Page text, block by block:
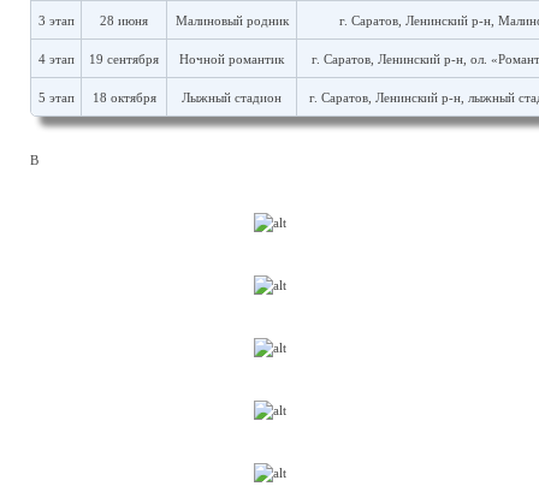
3 этап 28 июня Малиновый родник г. Саратов, Ленинский р-н,
4 этап 19 сентября Ночной романтик г. Саратов, Ленинский р-н, ол.
5 этап 18 октября Лыжный стадион г. Саратов, Ленинский р-н, лыжный
В